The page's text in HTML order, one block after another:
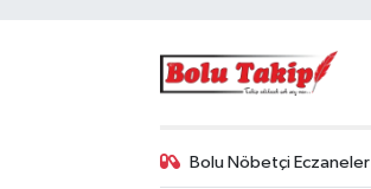
Bolu Nöbetçi Eczaneler